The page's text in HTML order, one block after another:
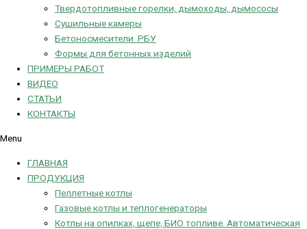
Твердотопливные горелки, дымоходы, дымососы
Сушильные камеры
Бетоносмесители. РБУ
Формы для бетонных изделий
ПРИМЕРЫ РАБОТ
ВИДЕО
СТАТЬИ
КОНТАКТЫ
Menu
ГЛАВНАЯ
ПРОДУКЦИЯ
Пеллетные котлы
Газовые котлы и теплогенераторы
Котлы на опилках, щепе, БИО топливе. Автоматическая